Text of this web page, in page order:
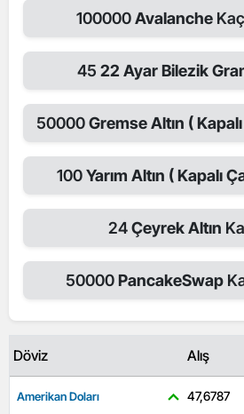
100000Avalanche
45 22 Ayar Bilezik
50000Gremse Altın ( Kapalı
100Yarım Altın ( Kapalı
24Çeyrek Altın
50000PancakeSwap
Döviz Alış
Amerikan Doları 47,6787